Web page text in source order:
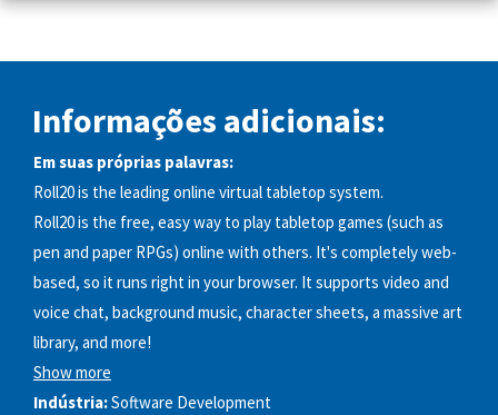
Informações adicionais:
Em suas próprias palavras:
Roll20 is the leading online virtual tabletop system.
Roll20 is the free, easy way to play tabletop games (such as
pen and paper RPGs) online with others. It's completely web-
based, so it runs right in your browser. It supports video and
voice chat, background music, character sheets, a massive art
library, and more!
Show more
Indústria:Software Development